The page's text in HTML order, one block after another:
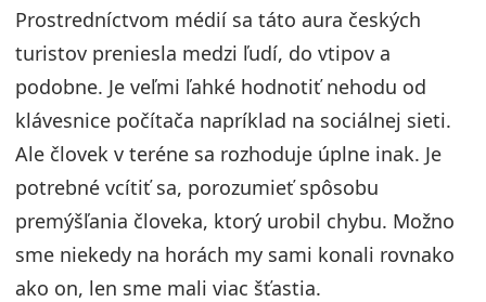
Prostredníctvom médií sa táto aura českých
turistov preniesla medzi ľudí, do vtipov a
podobne. Je veľmi ľahké hodnotiť nehodu od
klávesnice počítača napríklad na sociálnej sieti.
Ale človek v teréne sa rozhoduje úplne inak. Je
potrebné vcítiť sa, porozumieť spôsobu
premýšľania človeka, ktorý urobil chybu. Možno
sme niekedy na horách my sami konali rovnako
ako on, len sme mali viac šťastia.